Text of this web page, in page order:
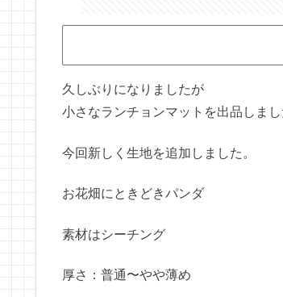
久しぶりになりましたが
小さなランチョンマットを出品しまし
今回新しく生地を追加しました。
お花畑にときどきパンダ
素材はシーチング
厚さ：普通〜やや薄め